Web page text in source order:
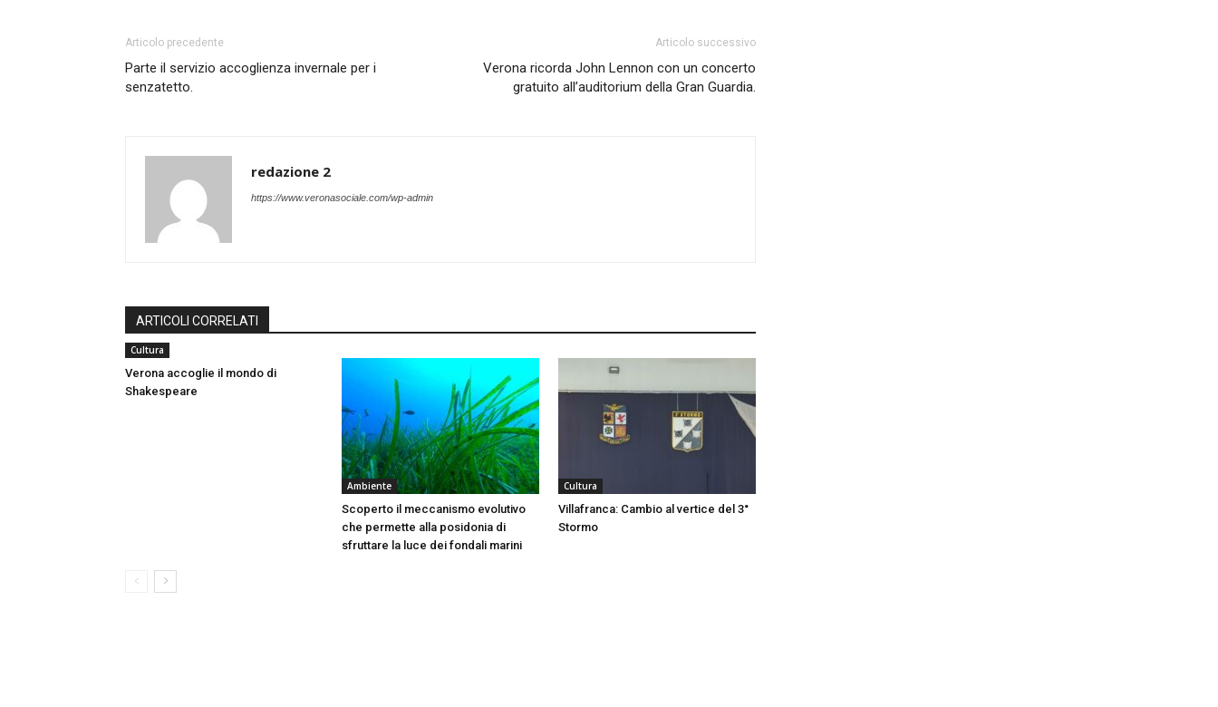
Articolo precedente
Parte il servizio accoglienza invernale per i
senzatetto.
Articolo successivo
Verona ricorda John Lennon con un concerto
gratuito all’auditorium della Gran Guardia.
redazione 2
https://www.veronasociale.com/wp-admin
ARTICOLI CORRELATI
Cultura
Verona accoglie il mondo di
Shakespeare
Ambiente
Scoperto il meccanismo evolutivo
che permette alla posidonia di
sfruttare la luce dei fondali marini
Cultura
Villafranca: Cambio al vertice del 3°
Stormo